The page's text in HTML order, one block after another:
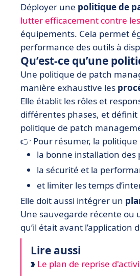
Déployer une politique de
lutter efficacement contre
équipements. Cela permet
performance des outils à
Qu’est-ce qu’une
Une politique de patch
manière exhaustive les
Elle établit les rôles et
différentes phases, et
politique de patch
👉 Pour résumer, la
la bonne installation des
la sécurité et la
et limiter les temps
Elle doit aussi intégrer un
Une sauvegarde récente ou
qu’il était avant l’application
Lire aussi
Le plan de reprise